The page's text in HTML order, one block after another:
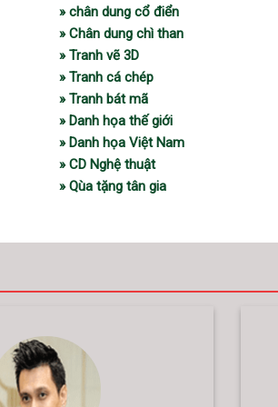
» chân dung cổ điển
» Chân dung chì than
» Tranh vẽ 3D
» Tranh cá chép
» Tranh bát mã
» Danh họa thế giới
» Danh họa Việt Nam
» CD Nghệ thuật
» Qùa tặng tân gia